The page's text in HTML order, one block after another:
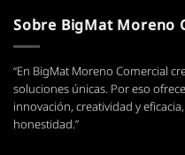
Sobre BigMat Moreno
“En BigMat Moreno Comercial
soluciones únicas. Por eso
innovación, creatividad y
honestidad.”